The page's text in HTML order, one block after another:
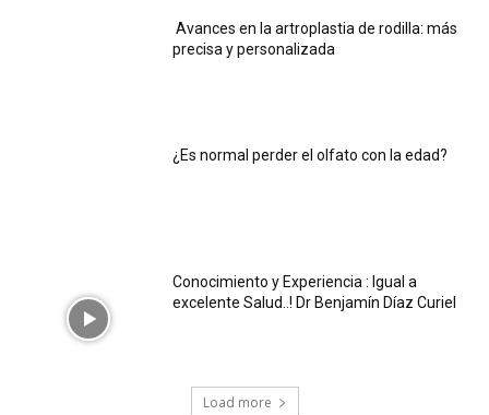
Avances en la artroplastia de rodilla: más
precisa y personalizada
¿Es normal perder el olfato con la edad?
Conocimiento y Experiencia : Igual a
excelente Salud..! Dr Benjamín Díaz Curiel
Load more